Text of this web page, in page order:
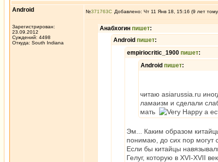
Android
Зарегистрирован:
23.09.2012
Суждений: 4498
Откуда: South Indiana
№371763 Добавлено: Чт 11 Янв 18, 15:16 (9 лет
Анабхогин пишет:
Android пишет:
empiriocritic_1900 пишет:
Android пишет:
читаю asiarussia.ru
ламаизм и сделали
мать
а
Эм... Каким образом
понимаю, до сих пор могут
Если бы китайцы
Гелуг, которую в XVI-XVII